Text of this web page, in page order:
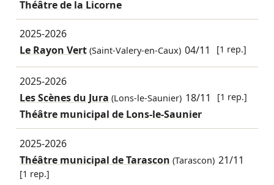
Théâtre de la Licorne
2025-2026
Le Rayon Vert(Saint-Valery-en-Caux) 04/11 [1 rep.]
2025-2026
Les Scènes du Jura (Lons-le-Saunier) 18/11 [1 rep.]
Théâtre municipal de Lons-le-Saunier
2025-2026
Théâtre municipal de Tarascon (Tarascon) 21/11
[1 rep.]